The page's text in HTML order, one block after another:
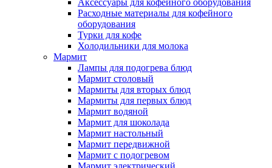
Аксессуары для кофейного оборудования
Расходные материалы для кофейного
оборудования
Турки для кофе
Холодильники для молока
Мармит
Лампы для подогрева блюд
Мармит столовый
Мармиты для вторых блюд
Мармиты для первых блюд
Мармит водяной
Мармит для шоколада
Мармит настольный
Мармит передвижной
Мармит с подогревом
Мармит электрический